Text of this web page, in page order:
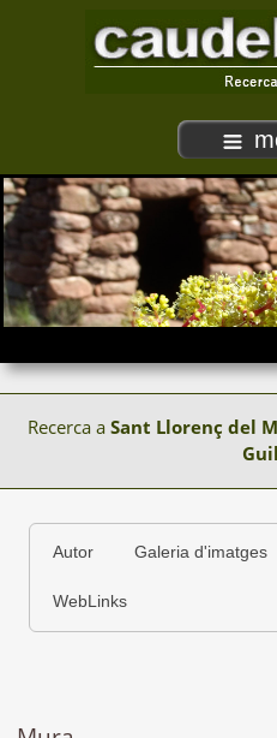
Recerca a Sant Llorenç del
Autor Galeria d'imatges
WebLinks